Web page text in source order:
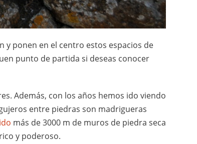
y ponen en el centro estos espacios de
punto de partida si deseas conocer
Además, con los años hemos ido viendo
entre piedras son madrigueras
más de 3000 m de muros de piedra seca
y poderoso.